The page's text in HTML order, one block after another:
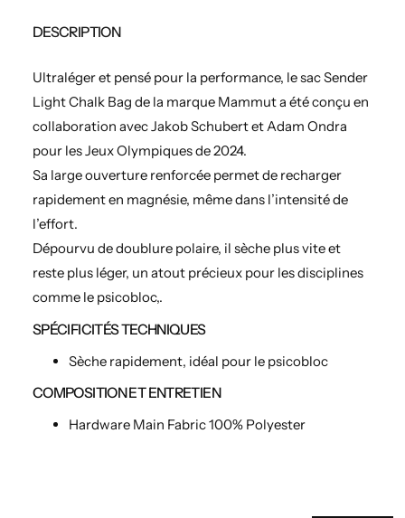
DESCRIPTION
Ultraléger et pensé pour la performance, le sac Sender
Light Chalk Bag de la marque Mammut a été conçu en
collaboration avec Jakob Schubert et Adam Ondra
pour les Jeux Olympiques de 2024.
Sa large ouverture renforcée permet de recharger
rapidement en magnésie, même dans l’intensité de
l’effort.
Dépourvu de doublure polaire, il sèche plus vite et
reste plus léger, un atout précieux pour les disciplines
comme le psicobloc,.
SPÉCIFICITÉS TECHNIQUES
Sèche rapidement, idéal pour le psicobloc
COMPOSITION ET ENTRETIEN
Hardware Main Fabric100% Polyester